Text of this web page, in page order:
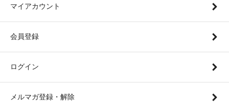
マイアカウント
会員登録
ログイン
メルマガ登録・解除